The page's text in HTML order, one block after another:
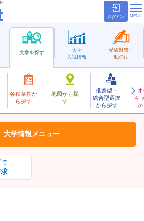
ログイン
大学を探す
各種条件か
ら探す
地図から探
す
推薦型・
総合型選抜
から探す
キ
か
大学
入試情報
受験対策・
勉強法
大学 お気に入り
で
大学情報 メニュー